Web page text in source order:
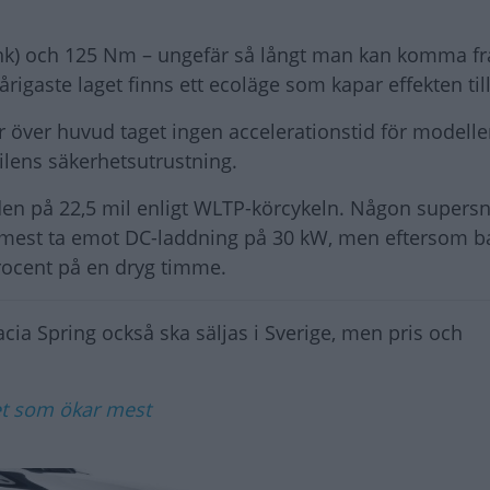
och 125 Nm – ungefär så långt man kan komma
laget finns ett ecoläge som kapar effekten
huvud taget ingen accelerationstid för
säkerhetsutrustning.
på 22,5 mil enligt WLTP-körcykeln. Någon
ta emot DC-laddning på 30 kW, men eftersom
på en dryg timme.
Spring också ska säljas i Sverige, men pris och
som ökar mest